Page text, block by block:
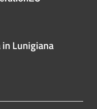
in Lunigiana